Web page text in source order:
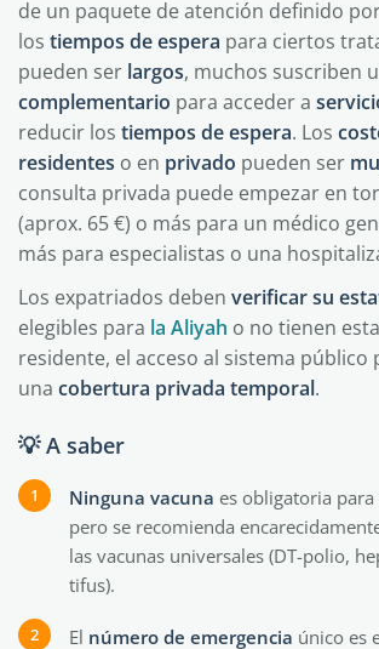
de un paquete de atención definido
los tiempos de espera para ciertos
pueden ser largos, muchos suscriben
complementario para acceder a
reducir los tiempos de espera. Los
residentes o en privado pueden ser
consulta privada puede empezar en
(aprox. 65 €) o más para un médico
más para especialistas o una
Los expatriados deben verificar su
elegibles para la Aliyah o no tienen
residente, el acceso al sistema
una cobertura privada temporal.
💡 A saber
Ninguna vacuna es obligatoria
pero se recomienda
las vacunas universales (DT-polio,
tifus).
El número de emergencia único es